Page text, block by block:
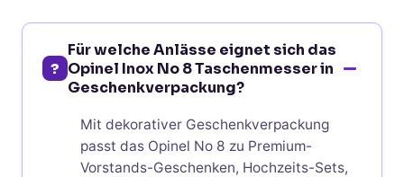
?
Für welche Anlässe eignet sich das
Opinel Inox No 8 Taschenmesser in
Geschenkverpackung?
Mit dekorativer Geschenkverpackung
passt das Opinel No 8 zu Premium-
Vorstands-Geschenken, Hochzeits-Sets,